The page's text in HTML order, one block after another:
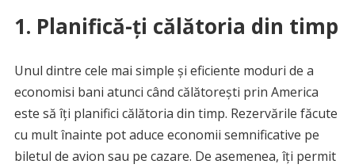
1. Planifică-ți călătoria din timp
Unul dintre cele mai simple și eficiente moduri de a
economisi bani atunci când călătorești prin America
este să îți planifici călătoria din timp. Rezervările făcute
cu mult înainte pot aduce economii semnificative pe
biletul de avion sau pe cazare. De asemenea, îți permit